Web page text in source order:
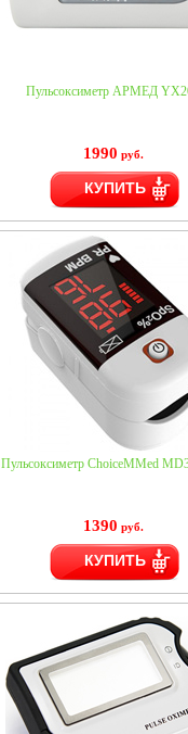
Пульсоксиметр АРМЕД
1990 руб.
КУПИТЬ
Пульсоксиметр ChoiceMMed
1390 руб.
КУПИТЬ